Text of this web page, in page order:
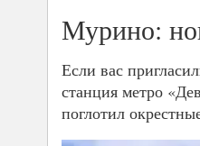
Мурино:
Если вас
станция метро
поглотил